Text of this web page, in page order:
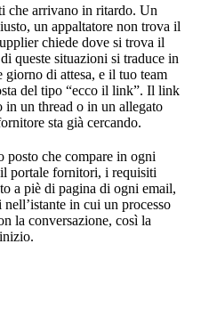
che arrivano in ritardo. Un
un appaltatore non trova il
chiede dove si trova il
queste situazioni si traduce in
di attesa, e il tuo team
del tipo “ecco il link”. Il link
in un thread o in un allegato
sta già cercando.
posto che compare in ogni
portale fornitori, i requisiti
a piè di pagina di ogni email,
in cui un processo
la conversazione, così la